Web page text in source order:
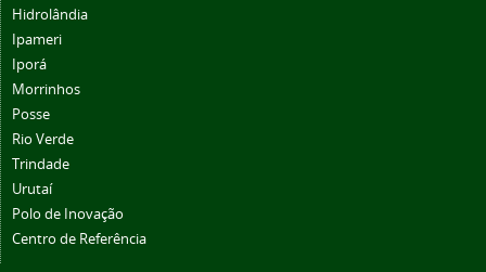
Hidrolândia
Ipameri
Iporá
Morrinhos
Posse
Rio Verde
Trindade
Urutaí
Polo de Inovação
Centro de Referência